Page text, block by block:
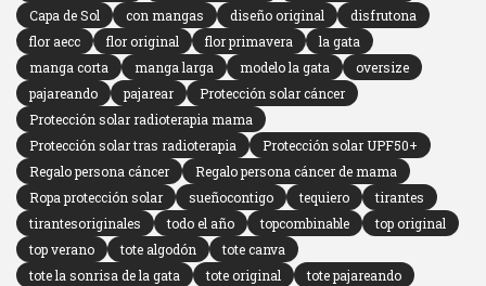
Capa de Sol
con mangas diseño original
disfrutona
flor aecc
flor original flor primavera
la gata
manga corta
manga larga modelo la gata
oversize
pajareando
pajarear
Protección solar cáncer
Protección solar radioterapia mama
Protección solar tras radioterapia
Protección solar UPF50+
Regalo persona cáncer
Regalo persona cáncer de mama
Ropa protección solar
sueñocontigo tequiero
tirantes
tirantesoriginales
todo el año topcombinable
top original
top verano
tote algodón
tote canva
tote la sonrisa de la gata
tote original
tote pajareando